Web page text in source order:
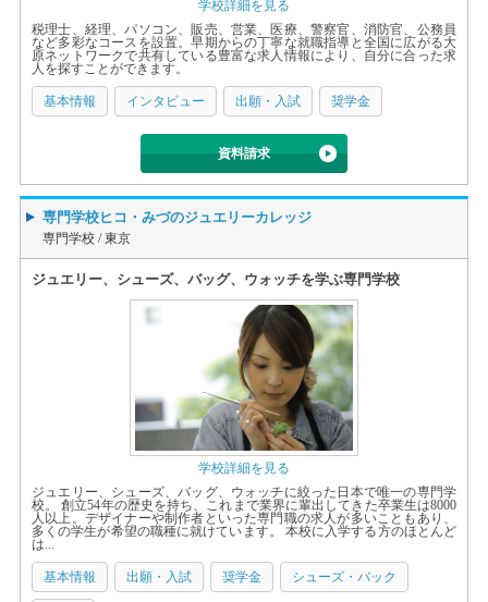
学校詳細を見る
税理士、経理、パソコン、販売、営業、医療、警察官、消防官、公務員
など多彩なコースを設置。早期からの丁寧な就職指導と全国に広がる大
原ネットワークで共有している豊富な求人情報により、自分に合った求
人を探すことができます。
基本情報 インタビュー 出願・入試 奨学金
資料請求
専門学校ヒコ・みづのジュエリーカレッジ
専門学校 /東京
ジュエリー、シューズ、バッグ、ウォッチを学ぶ専門学校
学校詳細を見る
ジュエリー、シューズ、バッグ、ウォッチに絞った日本で唯一の専門学
校。 創立54年の歴史を持ち、これまで業界に輩出してきた卒業生は8000
人以上。デザイナーや制作者といった専門職の求人が多いこともあり、
多くの学生が希望の職種に就けています。 本校に入学する方のほとんど
は...
基本情報 出願・入試 奨学金 シューズ・バック